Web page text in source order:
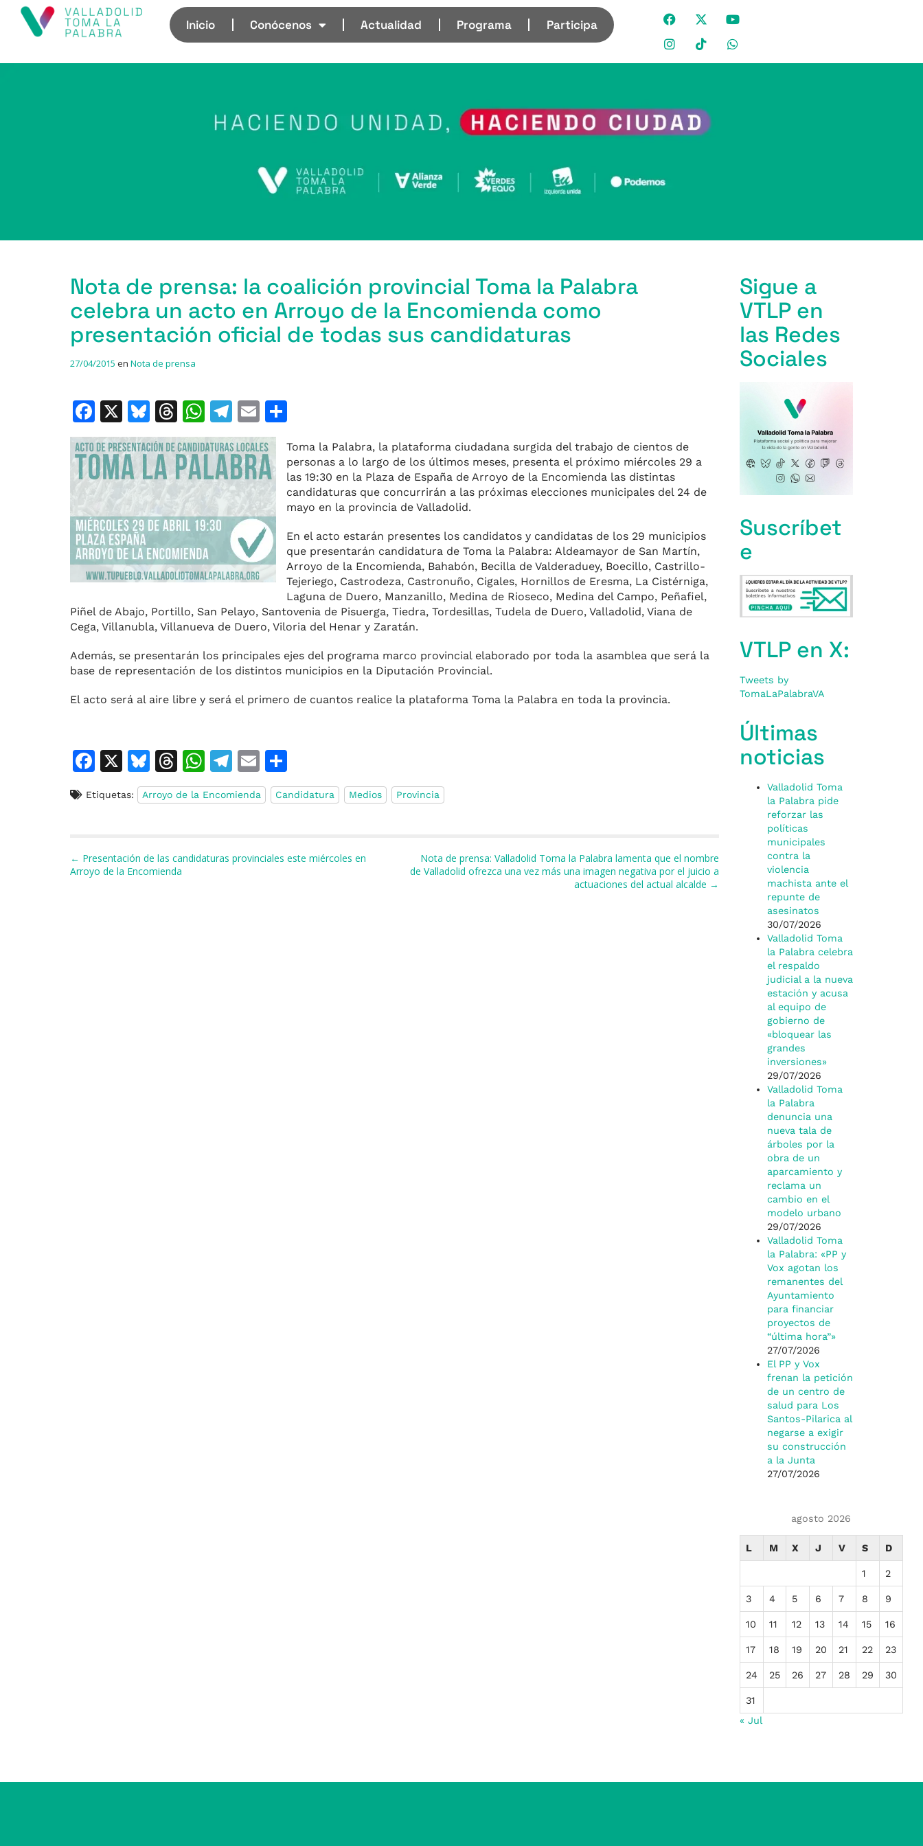
Inicio Conócenos Actualidad Programa Participa
Nota de prensa: la coalición provincial Toma la Palabra
celebra un acto en Arroyo de la Encomienda como
presentación oficial de todas sus candidaturas
27/04/2015 en Nota de prensa
F
a
c
e
b
o
o
k
X
Bl
u
e
s
k
y
T
h
re
a
d
s
W
h
at
s
A
p
p
T
el
e
gr
a
m
E
m
ai
l
m
p
ar
r
Toma la Palabra, la plataforma ciudadana surgida del trabajo de cientos de
personas a lo largo de los últimos meses, presenta el próximo miércoles 29 a
las 19:30 en la Plaza de España de Arroyo de la Encomienda las distintas
candidaturas que concurrirán a las próximas elecciones municipales del 24 de
mayo en la provincia de Valladolid.
En el acto estarán presentes los candidatos y candidatas de los 29 municipios
que presentarán candidatura de Toma la Palabra: Aldeamayor de San Martín,
Arroyo de la Encomienda, Bahabón, Becilla de Valderaduey, Boecillo, Castrillo-
Tejeriego, Castrodeza, Castronuño, Cigales, Hornillos de Eresma, La Cistérniga,
Laguna de Duero, Manzanillo, Medina de Rioseco, Medina del Campo, Peñafiel,
Piñel de Abajo, Portillo, San Pelayo, Santovenia de Pisuerga, Tiedra, Tordesillas, Tudela de Duero, Valladolid, Viana de
Cega, Villanubla, Villanueva de Duero, Viloria del Henar y Zaratán.
Además, se presentarán los principales ejes del programa marco provincial elaborado por toda la asamblea que será la
base de representación de los distintos municipios en la Diputación Provincial.
El acto será al aire libre y será el primero de cuantos realice la plataforma Toma la Palabra en toda la provincia.
F
c
o
X
Bl
u
e
k
y
T
h
re
s
W
h
at
A
p
T
el
e
m
E
m
ai
o
m
ar
ti
Etiquetas: Arroyo de la Encomienda Candidatura Medios Provincia
Navegación de entradas
← Presentación de las candidaturas provinciales este miércoles en
Arroyo de la Encomienda
Nota de prensa: Valladolid Toma la Palabra lamenta que el nombre
de Valladolid ofrezca una vez más una imagen negativa por el juicio a
actuaciones del actual alcalde →
Sigue a
VTLP en
las Redes
Sociales
Suscríbet
e
VTLP en X:
Tweets by
TomaLaPalabraVA
Últimas
noticias
Valladolid Toma
la Palabra pide
reforzar las
políticas
municipales
contra la
violencia
machista ante el
repunte de
asesinatos
30/07/2026
Valladolid Toma
la Palabra celebra
el respaldo
judicial a la nueva
estación y acusa
al equipo de
gobierno de
«bloquear las
grandes
inversiones»
29/07/2026
Valladolid Toma
la Palabra
denuncia una
nueva tala de
árboles por la
obra de un
aparcamiento y
reclama un
cambio en el
modelo urbano
29/07/2026
Valladolid Toma
la Palabra: «PP y
Vox agotan los
remanentes del
Ayuntamiento
para financiar
proyectos de
“última hora”»
27/07/2026
El PP y Vox
frenan la petición
de un centro de
salud para Los
Santos-Pilarica al
negarse a exigir
su construcción
a la Junta
27/07/2026
agosto 2026
L M X J V S D
1 2
3 4 5 6 7 8 9
10 11 12 13 14 15 16
17 18 19 20 21 22 23
24 25 26 27 28 29 30
31
« Jul